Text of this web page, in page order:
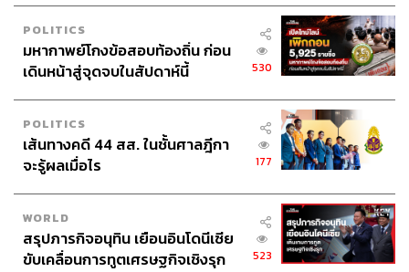
POLITICS
มหากาพย์โกงข้อสอบท้องถิ่น ก่อน
เดินหน้าสู่จุดจบในสัปดาห์นี้
530
POLITICS
เส้นทางคดี 44 สส. ในชั้นศาลฎีกา
จะรู้ผลเมื่อไร
177
WORLD
สรุปภารกิจอนุทิน เยือนอินโดนีเซีย
ขับเคลื่อนการทูตเศรษฐกิจเชิงรุก
523